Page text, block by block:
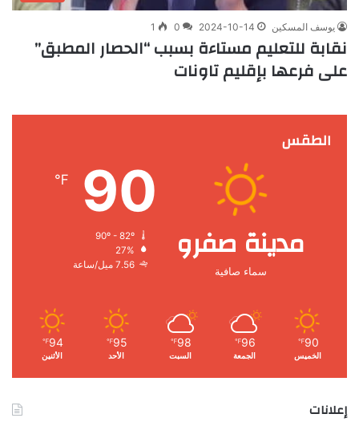
يوسف المسكين 2024-10-14
0
1
نقابة للتعليم مستاءة بسبب “الحصار المطبق”
على فرعها بإقليم تاونات
الطقس
مدينة صفرو
سماء صافية
90
℉
27%
7.56 ميل/ساعة
90
℉
الخميس
96
℉
الجمعة
98
℉
السبت
95
℉
الأحد
94
℉
الأثنين
إعلانات